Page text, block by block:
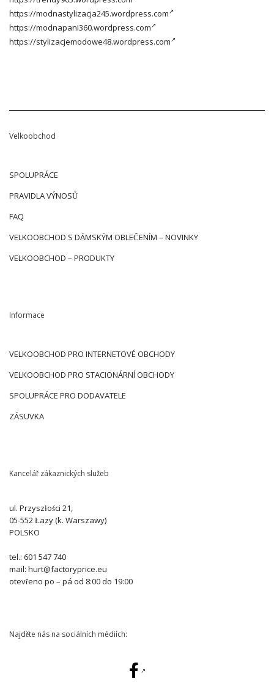
https://modnastylizacja245.wordpress.com
https://modnapani360.wordpress.com
https://stylizacjemodowe48.wordpress.com
Velkoobchod
SPOLUPRÁCE
PRAVIDLA VÝNOSŮ
FAQ
VELKOOBCHOD S DÁMSKÝM OBLEČENÍM – NOVINKY
VELKOOBCHOD – PRODUKTY
Informace
VELKOOBCHOD PRO INTERNETOVÉ OBCHODY
VELKOOBCHOD PRO STACIONÁRNÍ OBCHODY
SPOLUPRÁCE PRO DODAVATELE
ZÁSUVKA
Kancelář zákaznických služeb
ul. Przyszłości 21,
05-552 Łazy (k. Warszawy)
POLSKO
tel.: 601 547 740
mail: hurt@factoryprice.eu
otevřeno po – pá od 8:00 do 19:00
Najděte nás na sociálních médiích: